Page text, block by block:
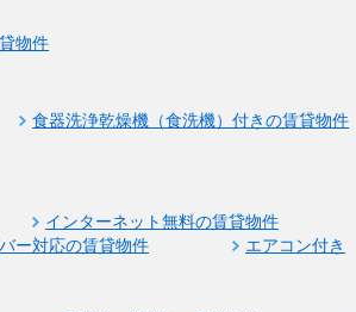
物件
食器洗浄乾燥機（食洗機）付きの賃貸物件
インターネット無料の賃貸物件
ー対応の賃貸物件 エアコン付き